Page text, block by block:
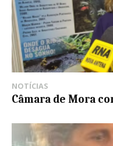
NOTÍCIAS
Câmara de Mora